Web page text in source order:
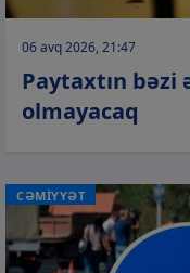
06 avq 2026, 21:47
Paytaxtın bəzi
olmayacaq
CƏMİYYƏT